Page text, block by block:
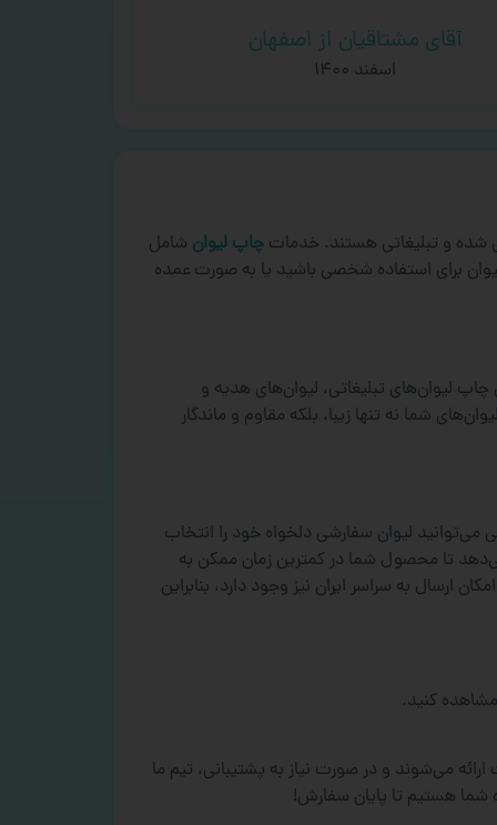
آقای مشتاقیان از اصفهان
اسفند ۱۴۰۰
شده و تبلیغاتی هستند. خدمات چاپ لیوان شامل
برای استفاده شخصی باشید یا به صورت عمده
لیوان‌های تبلیغاتی، لیوان‌های هدیه و
شما نه تنها زیبا، بلکه مقاوم و ماندگار
لیوان سفارشی دلخواه خود را انتخاب
تا محصول شما در کمترین زمان ممکن به
ارسال به سراسر ایران نیز وجود دارد، بنابراین
کنید.
می‌شوند و در صورت نیاز به پشتیبانی، تیم ما
شما هستیم تا پایان سفارش!